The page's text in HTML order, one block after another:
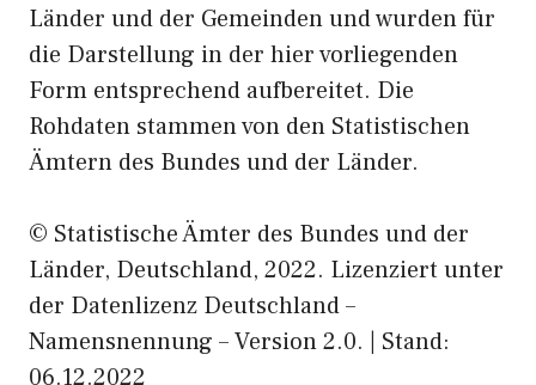
Länder und der Gemeinden und wurden für
die Darstellung in der hier vorliegenden
Form entsprechend aufbereitet. Die
Rohdaten stammen von den Statistischen
Ämtern des Bundes und der Länder.
© Statistische Ämter des Bundes und der
Länder, Deutschland, 2022. Lizenziert unter
der Datenlizenz Deutschland –
Namensnennung – Version 2.0. | Stand:
06.12.2022